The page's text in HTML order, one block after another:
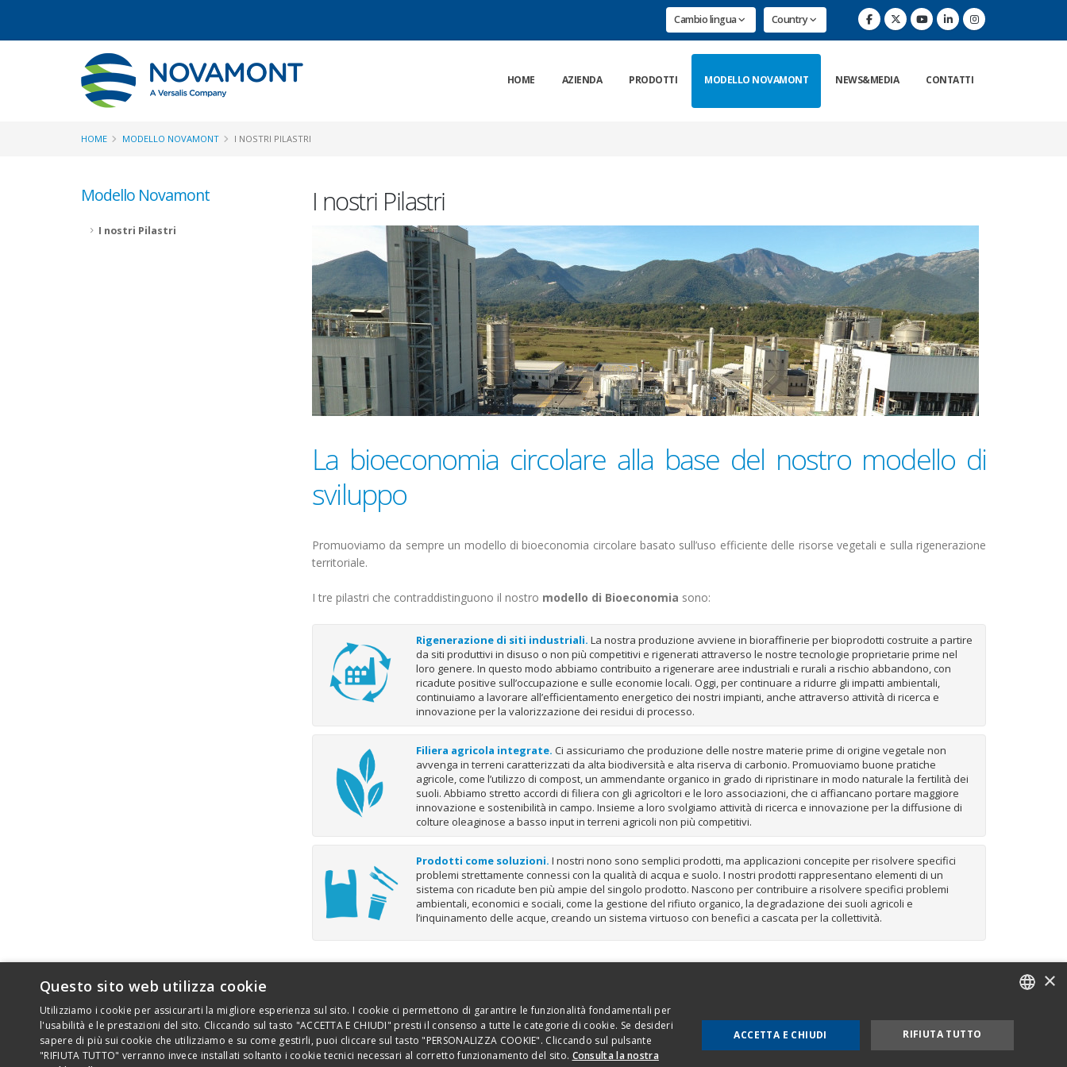
Cambio lingua Country
HOME AZIENDA PRODOTTI MODELLO NOVAMONT NEWS&MEDIA CONTATTI
HOME MODELLO NOVAMONT I NOSTRI PILASTRI
Modello Novamont
I nostri Pilastri
I nostri Pilastri
La bioeconomia circolare alla base del nostro modello di
sviluppo
Promuoviamo da sempre un modello di bioeconomia circolare basato sull’uso efficiente delle risorse vegetali e sulla rigenerazione
territoriale.
I tre pilastri che contraddistinguono il nostro modello di Bioeconomia sono:
Rigenerazione di siti industriali. La nostra produzione avviene in bioraffinerie per bioprodotti costruite a partire
da siti produttivi in disuso o non più competitivi e rigenerati attraverso le nostre tecnologie proprietarie prime nel
loro genere. In questo modo abbiamo contribuito a rigenerare aree industriali e rurali a rischio abbandono, con
ricadute positive sull’occupazione e sulle economie locali. Oggi, per continuare a ridurre gli impatti ambientali,
continuiamo a lavorare all’efficientamento energetico dei nostri impianti, anche attraverso attività di ricerca e
innovazione per la valorizzazione dei residui di processo.
Filiera agricola integrate. Ci assicuriamo che produzione delle nostre materie prime di origine vegetale non
avvenga in terreni caratterizzati da alta biodiversità e alta riserva di carbonio. Promuoviamo buone pratiche
agricole, come l’utilizzo di compost, un ammendante organico in grado di ripristinare in modo naturale la fertilità dei
suoli. Abbiamo stretto accordi di filiera con gli agricoltori e le loro associazioni, che ci affiancano portare maggiore
innovazione e sostenibilità in campo. Insieme a loro svolgiamo attività di ricerca e innovazione per la diffusione di
colture oleaginose a basso input in terreni agricoli non più competitivi.
Prodotti come soluzioni. I nostri nono sono semplici prodotti, ma applicazioni concepite per risolvere specifici
problemi strettamente connessi con la qualità di acqua e suolo. I nostri prodotti rappresentano elementi di un
sistema con ricadute ben più ampie del singolo prodotto. Nascono per contribuire a risolvere specifici problemi
ambientali, economici e sociali, come la gestione del rifiuto organico, la degradazione dei suoli agricoli e
l’inquinamento delle acque, creando un sistema virtuoso con benefici a cascata per la collettività.
Copyright 2026 - Novamont S.p.A. - Via G. Fauser 8, 28100 Novara - Italia - Tel. 0321.699.611
ITALIAN
ENGLISH
×
Questo sito web utilizza cookie
Utilizziamo i cookie per assicurarti la migliore esperienza sul sito. I cookie ci permettono di garantire le funzionalità fondamentali per
l'usabilità e le prestazioni del sito. Cliccando sul tasto "ACCETTA E CHIUDI" presti il consenso a tutte le categorie di cookie. Se desideri
sapere di più sui cookie che utilizziamo e su come gestirli, puoi cliccare sul tasto "PERSONALIZZA COOKIE". Cliccando sul pulsante
"RIFIUTA TUTTO" verranno invece installati soltanto i cookie tecnici necessari al corretto funzionamento del sito. Consulta la nostra
ACCETTA E CHIUDI RIFIUTA TUTTO